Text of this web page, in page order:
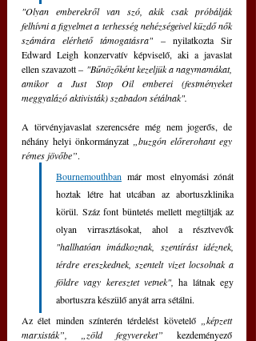
"Olyan emberekről van szó, akik csak próbálják
felhívni a figyelmet a terhesség nehézségeivel küzdő nők
számára elérhető támogatásra" – nyilatkozta Sir
Edward Leigh konzervatív képviselő, aki a javaslat
ellen szavazott – "Bűnözőként kezeljük a nagymamákat,
amikor a Just Stop Oil emberei (festményeket
meggyalázó aktivisták) szabadon sétálnak".
A törvényjavaslat szerencsére még nem jogerős, de
néhány helyi önkormányzat „buzgón előrerohant egy
rémes jövőbe”.
Bournemouthban már most elnyomási zónát
hoztak létre hat utcában az abortuszklinika
körül. Száz font büntetés mellett megtiltják az
"hallhatóan imádkoznak, szentírást idéznek,
térdre ereszkednek, szentelt vizet locsolnak a
földre vagy keresztet vetnek", ha látnak egy
abortuszra készülő anyát arra sétálni.
Az élet minden színterén térdelést követelő „képzett
marxisták”, „zöld fegyvereket” kezdeményező